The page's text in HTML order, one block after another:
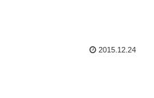
2015.12.24